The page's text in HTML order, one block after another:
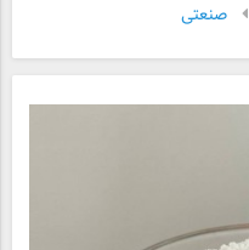
صنعتی